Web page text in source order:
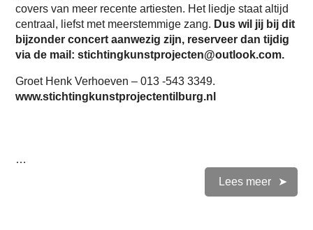
covers van meer recente artiesten. Het liedje staat altijd
centraal, liefst met meerstemmige zang. Dus wil jij bij dit
bijzonder concert aanwezig zijn, reserveer dan tijdig
via de mail: stichtingkunstprojecten@outlook.com.
Groet Henk Verhoeven – 013 -543 3349.
www.stichtingkunstprojectentilburg.nl
…
Lees meer